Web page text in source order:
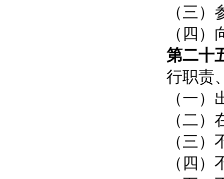
（三
（四
第二十
行职责
（一
（二
（三
（四